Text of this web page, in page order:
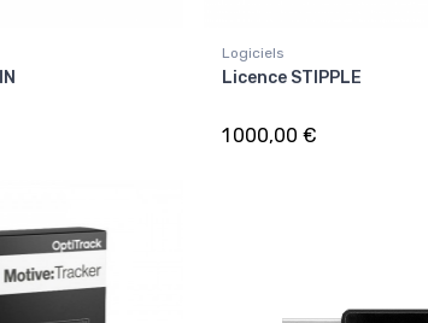
Logiciels
Licence STIPPLE
1 000,00 €